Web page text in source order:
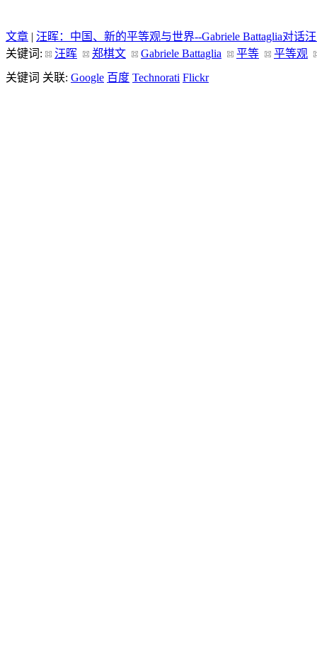
文章 | 汪晖：中国、新的平等观与世界--Gabriele Battaglia对话
关键词:
汪晖 郑棋文 Gabriele Battaglia 平等
平等观
关键词 关联: Google 百度 Technorati Flickr